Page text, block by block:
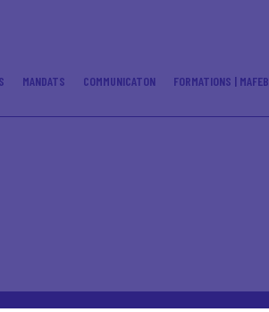
MANDATS COMMUNICATON FORMATIONS | MAFEB